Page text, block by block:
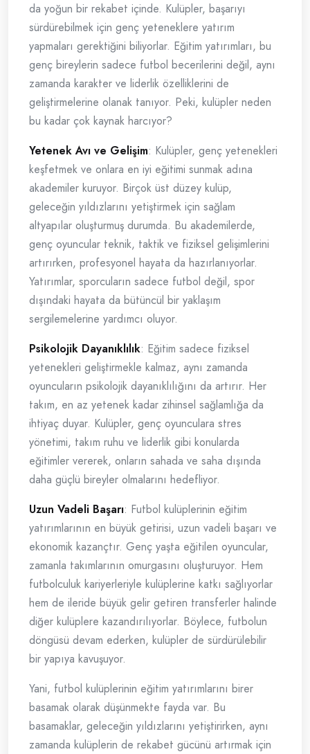
da yoğun bir rekabet içinde. Kulüpler, başarıyı
sürdürebilmek için genç yeteneklere yatırım
yapmaları gerektiğini biliyorlar. Eğitim yatırımları, bu
genç bireylerin sadece futbol becerilerini değil, aynı
zamanda karakter ve liderlik özelliklerini de
geliştirmelerine olanak tanıyor. Peki, kulüpler neden
bu kadar çok kaynak harcıyor?
Yetenek Avı ve Gelişim: Kulüpler, genç yetenekleri
keşfetmek ve onlara en iyi eğitimi sunmak adına
akademiler kuruyor. Birçok üst düzey kulüp,
geleceğin yıldızlarını yetiştirmek için sağlam
altyapılar oluşturmuş durumda. Bu akademilerde,
genç oyuncular teknik, taktik ve fiziksel gelişimlerini
artırırken, profesyonel hayata da hazırlanıyorlar.
Yatırımlar, sporcuların sadece futbol değil, spor
dışındaki hayata da bütüncül bir yaklaşım
sergilemelerine yardımcı oluyor.
Psikolojik Dayanıklılık: Eğitim sadece fiziksel
yetenekleri geliştirmekle kalmaz, aynı zamanda
oyuncuların psikolojik dayanıklılığını da artırır. Her
takım, en az yetenek kadar zihinsel sağlamlığa da
ihtiyaç duyar. Kulüpler, genç oyunculara stres
yönetimi, takım ruhu ve liderlik gibi konularda
eğitimler vererek, onların sahada ve saha dışında
daha güçlü bireyler olmalarını hedefliyor.
Uzun Vadeli Başarı: Futbol kulüplerinin eğitim
yatırımlarının en büyük getirisi, uzun vadeli başarı ve
ekonomik kazançtır. Genç yaşta eğitilen oyuncular,
zamanla takımlarının omurgasını oluşturuyor. Hem
futbolculuk kariyerleriyle kulüplerine katkı sağlıyorlar
hem de ileride büyük gelir getiren transferler halinde
diğer kulüplere kazandırılıyorlar. Böylece, futbolun
döngüsü devam ederken, kulüpler de sürdürülebilir
bir yapıya kavuşuyor.
Yani, futbol kulüplerinin eğitim yatırımlarını birer
basamak olarak düşünmekte fayda var. Bu
basamaklar, geleceğin yıldızlarını yetiştirirken, aynı
zamanda kulüplerin de rekabet gücünü artırmak için